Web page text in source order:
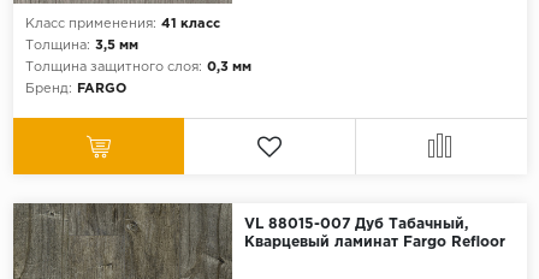
Класс применения: 41 класс
Толщина: 3,5 мм
Толщина защитного слоя: 0,3 мм
Бренд:
FARGO
VL 88015-007 Дуб Табачный,
Кварцевый ламинат Fargo Refloor